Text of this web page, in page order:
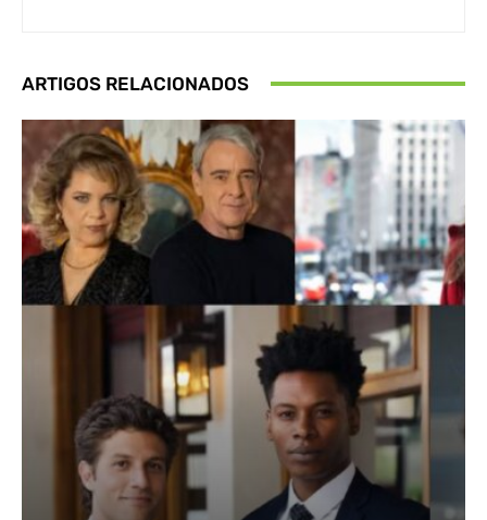
ARTIGOS RELACIONADOS